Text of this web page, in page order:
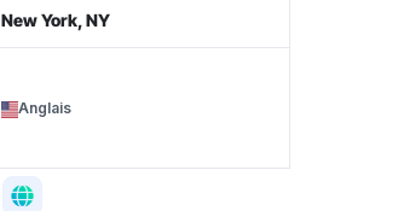
New York, NY
Anglais